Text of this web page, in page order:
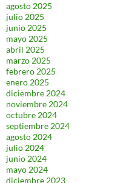
agosto 2025
julio 2025
junio 2025
mayo 2025
abril 2025
marzo 2025
febrero 2025
enero 2025
diciembre 2024
noviembre 2024
octubre 2024
septiembre 2024
agosto 2024
julio 2024
junio 2024
mayo 2024
diciembre 2023